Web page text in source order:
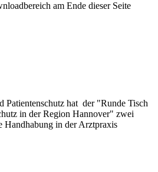
am Ende dieser Seite
Patientenschutz hat der "Runde Tisch
in der Region Hannover" zwei
Handhabung in der Arztpraxis